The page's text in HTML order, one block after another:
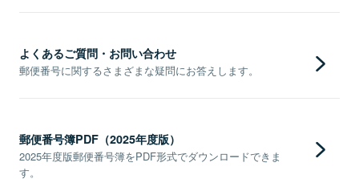
よくあるご質問・お問い合わせ
郵便番号に関するさまざまな疑問にお答えします。
郵便番号簿PDF（2025年度版）
2025年度版郵便番号簿をPDF形式でダウンロードできま
す。